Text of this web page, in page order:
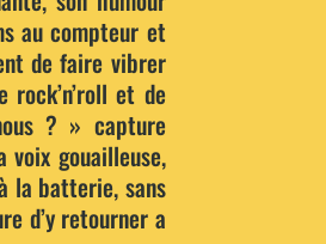
au compteur et
de faire vibrer
rock’n’roll et de
? » capture
voix gouailleuse,
la batterie, sans
d’y retourner a